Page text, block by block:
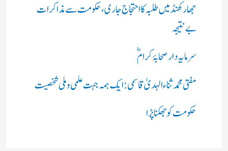
جھارکھنڈ میں طلبہ کا احتجاج جاری، حکومت سے مذاکرات
بے نتیجہ
سرمایہ دار صحابۂ کرامؓ
مفتی محمد ثناء الہدیٰ قاسمی: ایک ہمہ جہت علمی و ملی شخصیت
حکومت کو جھکنا پڑا